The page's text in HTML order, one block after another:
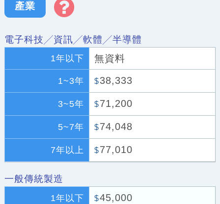
產業
電子科技╱資訊╱軟體╱半導體
1年以下 無資料
1~3年 $38,333
3~5年 $71,200
5~7年 $74,048
7年以上 $77,010
一般傳統製造
1年以下 $45,000